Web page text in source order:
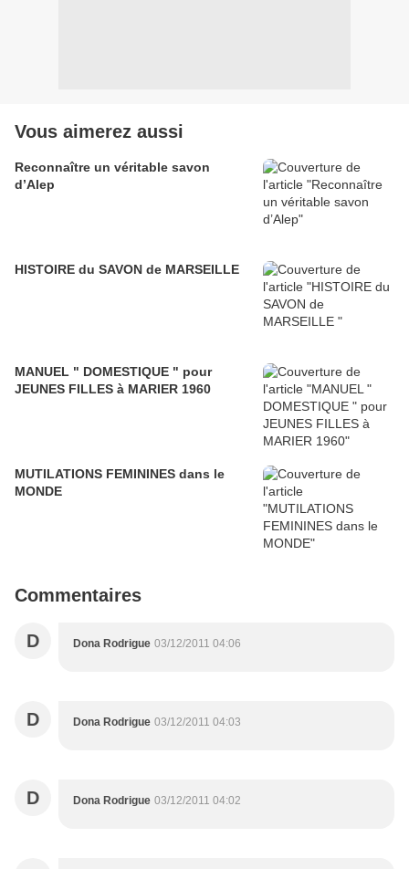
Vous aimerez aussi
Reconnaître un véritable savon
d’Alep
HISTOIRE du SAVON de MARSEILLE
MANUEL " DOMESTIQUE " pour
JEUNES FILLES à MARIER 1960
MUTILATIONS FEMININES dans le
MONDE
Commentaires
D Dona Rodrigue 03/12/2011 04:06
D Dona Rodrigue 03/12/2011 04:03
D Dona Rodrigue 03/12/2011 04:02